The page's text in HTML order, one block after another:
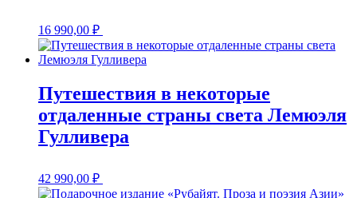
16 990,00 ₽
Путешествия в некоторые
отдаленные страны света Лемюэля
Гулливера
42 990,00 ₽